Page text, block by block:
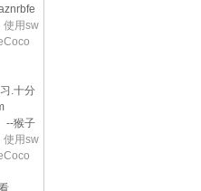
使用sw
.十分
--猴子
使用sw